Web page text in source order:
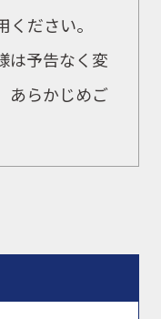
ださい。
は予告なく変
あらかじめご